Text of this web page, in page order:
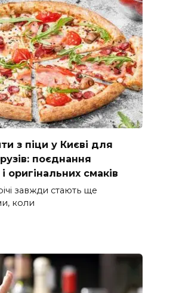
з піци у Києві для
поєднання
оригінальних смаків
завжди стають ще
коли